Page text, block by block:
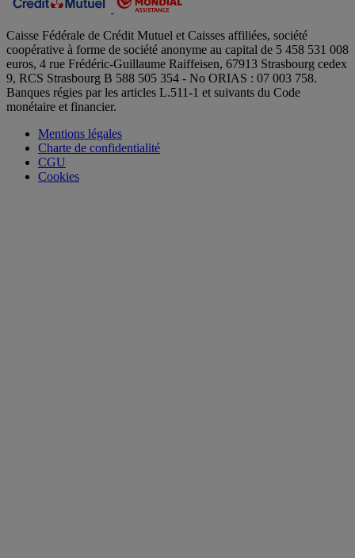
Caisse Fédérale de Crédit Mutuel et Caisses affiliées, société
coopérative à forme de société anonyme au capital de 5 458 531 008
euros, 4 rue Frédéric-Guillaume Raiffeisen, 67913 Strasbourg cedex
9, RCS Strasbourg B 588 505 354 - No ORIAS : 07 003 758.
Banques régies par les articles L.511-1 et suivants du Code
monétaire et financier.
Mentions légales
Charte de confidentialité
CGU
Cookies